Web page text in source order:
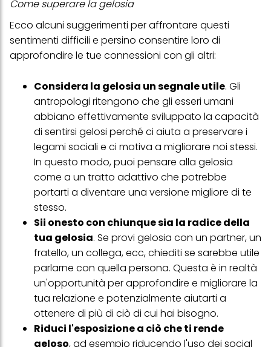
Come superare la gelosia
Ecco alcuni suggerimenti per affrontare questi
sentimenti difficili e persino consentire loro di
approfondire le tue connessioni con gli altri:
Considera la gelosia un segnale utile. Gli
antropologi ritengono che gli esseri umani
abbiano effettivamente sviluppato la capacità
di sentirsi gelosi perché ci aiuta a preservare i
legami sociali e ci motiva a migliorare noi stessi.
In questo modo, puoi pensare alla gelosia
come a un tratto adattivo che potrebbe
portarti a diventare una versione migliore di te
stesso.
Sii onesto con chiunque sia la radice della
tua gelosia. Se provi gelosia con un partner, un
fratello, un collega, ecc, chiediti se sarebbe utile
parlarne con quella persona. Questa è in realtà
un'opportunità per approfondire e migliorare la
tua relazione e potenzialmente aiutarti a
ottenere di più di ciò di cui hai bisogno.
Riduci l'esposizione a ciò che ti rende
geloso, ad esempio riducendo l'uso dei social
questo sito web.